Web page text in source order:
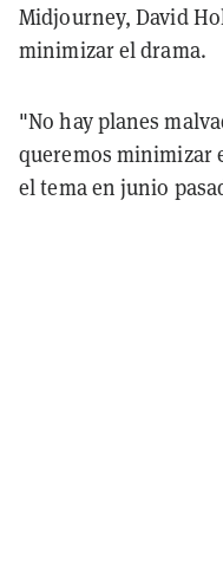
Midjourney, David
minimizar el drama.
"No hay planes
queremos minimizar
el tema en junio